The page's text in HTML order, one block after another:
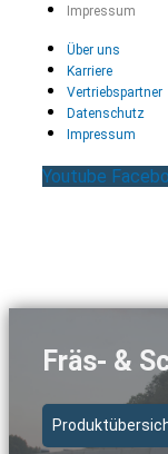
Impressum
Über uns
Karriere
Vertriebspartner
Datenschutz
Impressum
Youtube
Fräs- &